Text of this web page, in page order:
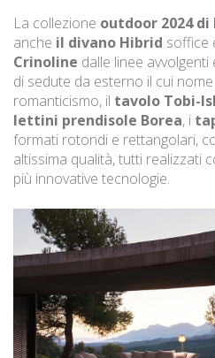
La collezione outdoor 2024
anche il divano Hibrid soffice
Crinoline dalle linee
di sedute da esterno il cui
romanticismo, il tavolo Tobi-
lettini prendisole Borea, i
formati rotondi e rettangolari,
altissima qualità, tutti realizzati
più innovative tecnologie.